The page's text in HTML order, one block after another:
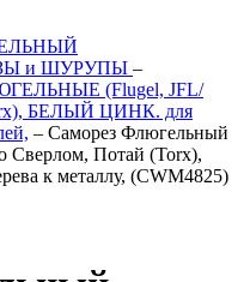
и ШУРУПЫ –
(Flugel, JFL/
БЕЛЫЙ ЦИНК. для
– Саморез Флюгельный
Сверлом, Потай (Torx),
к металлу, (CWM4825)